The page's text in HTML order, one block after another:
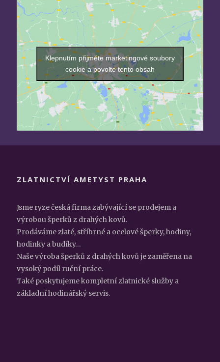
Klepnutím přijměte marketingové soubory
cookie a povolte tento obsah
ZLATNICTVÍ AMETYST PRAHA
Jsme ryze česká firma zabývající se prodejem a
výrobou šperků z drahých kovů.
Prodáváme zlaté, stříbrné a ocelové šperky, hodiny,
hodinky a budíky…
Naše výroba šperků z drahých kovů je zaměřena na
vysoký podíl ruční práce.
Také poskytujeme kompletní zlatnické služby a
základní hodinářský servis.